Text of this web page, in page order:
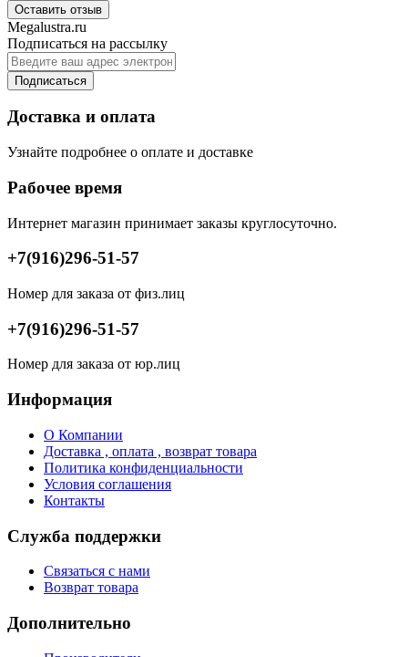
Оставить отзыв
Megalustra.ru
Подписаться на рассылку
Подписаться
Доставка и оплата
Узнайте подробнее о оплате и доставке
Рабочее время
Интернет магазин принимает заказы круглосуточно.
+7(916)296-51-57
Номер для заказа от физ.лиц
+7(916)296-51-57
Номер для заказа от юр.лиц
Информация
О Компании
Доставка , оплата , возврат товара
Политика конфиденциальности
Условия соглашения
Контакты
Служба поддержки
Связаться с нами
Возврат товара
Дополнительно